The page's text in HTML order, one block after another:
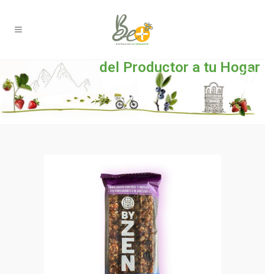
del Productor a tu Hogar